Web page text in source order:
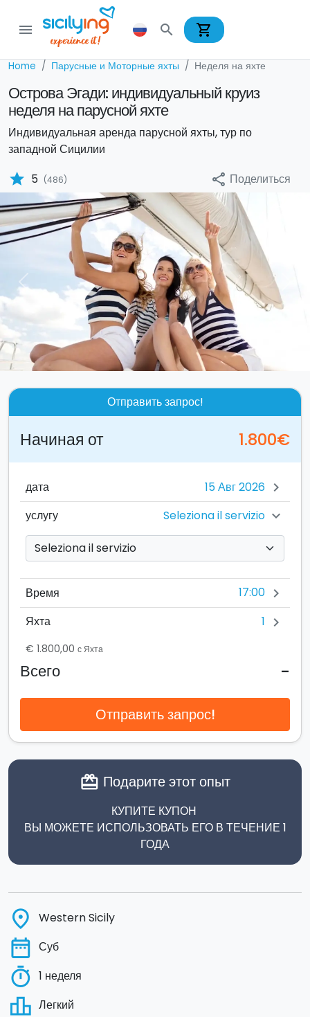
menu search shopping_cart
Home Парусные и Моторные яхты Неделя на яхте
Острова Эгади: индивидуальный круиз
неделя на парусной яхте
Индивидуальная аренда парусной яхты, тур по
западной Сицилии
star 5 (486) share Поделиться
Previous
Отправить запрос!
Начиная от 1.800€
дата chevron_right
услугу Seleziona il servizio chevron_right
Время 17:00 chevron_right
Яхта 1 chevron_right
€ 1.800,00 с Яхта
Всего -
Отправить запрос!
card_giftcard Подарите этот опыт
КУПИТЕ КУПОН
ВЫ МОЖЕТЕ ИСПОЛЬЗОВАТЬ ЕГО В ТЕЧЕНИЕ 1
ГОДА
place Western Sicily
date_range Суб
timer 1 неделя
leaderboard Легкий